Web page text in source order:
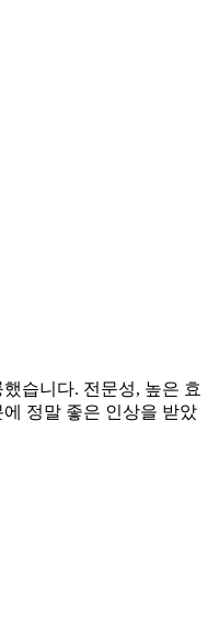
습니다. 전문성, 높은 효
정말 좋은 인상을 받았